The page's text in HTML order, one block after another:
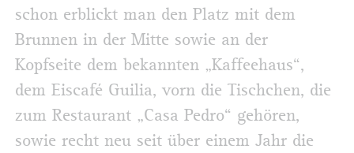
schon erblickt man den Platz mit dem
Brunnen in der Mitte sowie an der
Kopfseite dem bekannten „Kaffeehaus“,
dem Eiscafé Guilia, vorn die Tischchen, die
zum Restaurant „Casa Pedro“ gehören,
sowie recht neu seit über einem Jahr die